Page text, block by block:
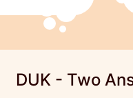
DUK - Two